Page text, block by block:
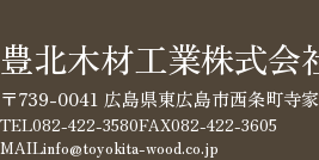
豊北木材工業株式会
〒739-0041 広島県東広島市西条町寺
TEL082-422-3580FAX082-422-3605
MAILinfo@toyokita-wood.co.jp